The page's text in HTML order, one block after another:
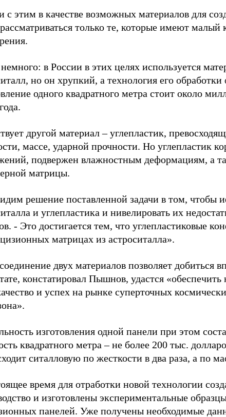
с этим в качестве возможных материалов для
только те, которые имеют малый
в России в этих целях используется
но он хрупкий, а технология его обработки
одного квадратного метра стоит около
другой материал – углепластик,
массе, ударной прочности. Но углепластик
подвержен влажностным деформациям, а
матрицы.
решение поставленной задачи в том, чтобы
и углепластика и нивелировать их
- Это достигается тем, что углепластиковые
матрицах из астроситалла».
двух материалов позволяет добиться
констатировал Пышнов, удастся
и успех на рынке суперточных
изготовления одной панели при этом
квадратного метра – не более 200 тыс.
ситалловую по жесткости в два раза, а по
время для отработки новой технологии
и изготовлены экспериментальные
панелей. Уже получены необходимые